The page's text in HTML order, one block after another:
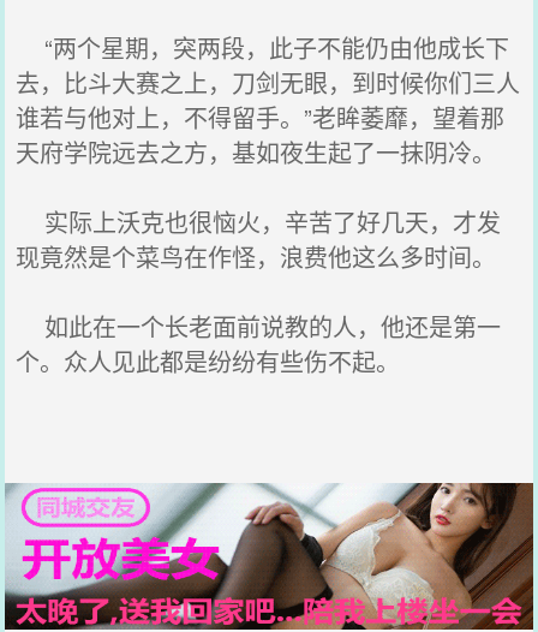
“两个星期，突两段，此子不能仍由他成长下
去，比斗大赛之上，刀剑无眼，到时候你们三人
谁若与他对上，不得留手。”老眸萎靡，望着那
天府学院远去之方，基如夜生起了一抹阴冷。
实际上沃克也很恼火，辛苦了好几天，才发
现竟然是个菜鸟在作怪，浪费他这么多时间。
如此在一个长老面前说教的人，他还是第一
个。众人见此都是纷纷有些伤不起。